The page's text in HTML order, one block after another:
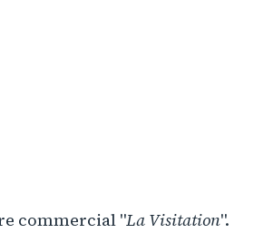
commercial "La Visitation".